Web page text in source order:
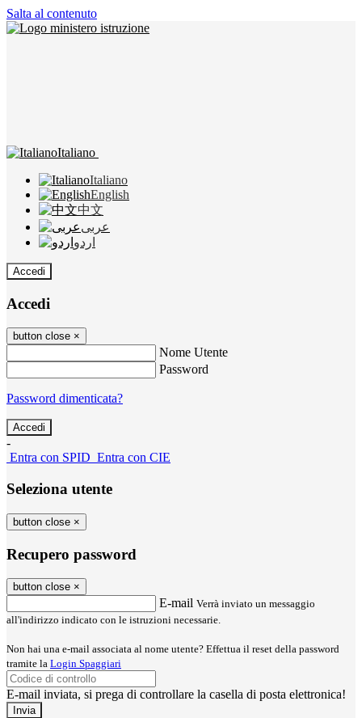
Salta al contenuto
Italiano
Italiano
English
中文
عربى
اردو
Accedi
Accedi
button close ×
Nome Utente
Password
Password dimenticata?
-
Entra con SPID Entra con CIE
Seleziona utente
button close ×
Recupero password
button close ×
E-mail Verrà inviato un messaggio
all'indirizzo indicato con le istruzioni necessarie.
Non hai una e-mail associata al nome utente? Effettua il reset della password
tramite la Login Spaggiari
E-mail inviata, si prega di controllare la casella di posta elettronica!